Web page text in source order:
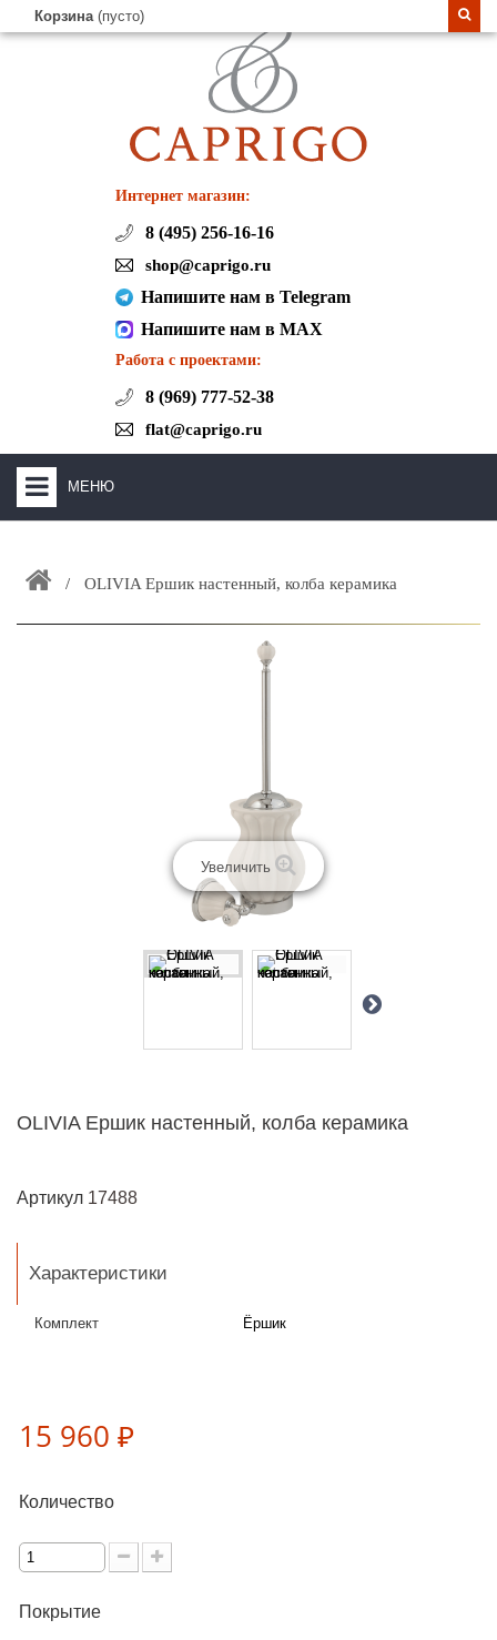
Корзина (пусто)
Интернет магазин:
8 (495) 256-16-16
shop@caprigo.ru
Напишите нам в Telegram
Напишите нам в MAX
Работа с проектами:
8 (969) 777-52-38
flat@caprigo.ru
МЕНЮ
ЗАКАЗАТЬ РАСЧЕТ КУХНИ CAPRIGO
+
ИНТЕРЬЕРНАЯ МЕБЕЛЬ
КАТАЛОГ МЕБЕЛИ ДЛЯ ВАННОЙ КОМНАТЫ
OLIVIA Ершик настенный, колба керамика
Увеличить
OLIVIA Ершик настенный, колба керамика
Артикул 17488
Характеристики
Комплект Ёршик
15 960 ₽
Количество
Покрытие